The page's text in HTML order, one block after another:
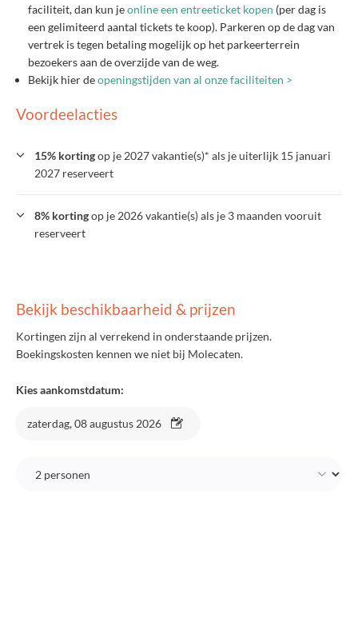
faciliteit, dan kun jeonline een entreeticket kopen (per dag is
een gelimiteerd aantal tickets te koop). Parkeren op de dag van
vertrek is tegen betaling mogelijk op het parkeerterrein
bezoekers aan de overzijde van de weg.
Bekijk hier deopeningstijden van al onze faciliteiten >
Voordeelacties
15% kortingop je 2027 vakantie(s)* als je uiterlijk 15 januari
2027 reserveert
8% kortingop je 2026 vakantie(s) als je 3 maanden vooruit
reserveert
Bekijk beschikbaarheid & prijzen
Kortingen zijn al verrekend in onderstaande prijzen.
Boekingskosten kennen we niet bij Molecaten.
Kies aankomstdatum:
zaterdag, 08 augustus 2026